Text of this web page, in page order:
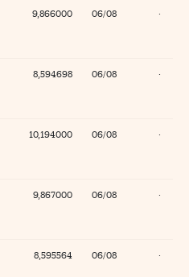
9,866000 06/08 ·
8,594698 06/08 ·
10,194000 06/08 ·
9,867000 06/08 ·
8,595564 06/08 ·